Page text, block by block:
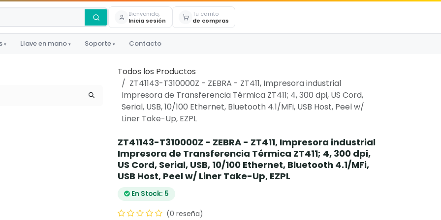
Bienvenido,
Inicia sesión
Tu carrito
de compras
▾ Llave en mano ▾ Soporte ▾ Contacto
Todos los Productos
ZT41143-T310000Z - ZEBRA - ZT411, Impresora industrial
Impresora de Transferencia Térmica ZT411; 4, 300 dpi, US Cord,
Serial, USB, 10/100 Ethernet, Bluetooth 4.1/MFi, USB Host, Peel w/
Liner Take-Up, EZPL
ZT41143-T310000Z - ZEBRA - ZT411, Impresora industrial
Impresora de Transferencia Térmica ZT411; 4, 300 dpi,
US Cord, Serial, USB, 10/100 Ethernet, Bluetooth 4.1/MFi,
USB Host, Peel w/ Liner Take-Up, EZPL
En Stock: 5
(0 reseña)